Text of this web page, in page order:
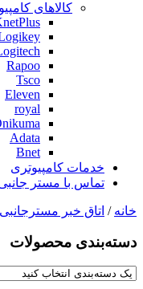
کالاهای
Rapoo
Tsco
Eleven
royal
Adata
Bnet
خدمات کامپیوتری
تماس با مستر
خانه / اتاق خبر مسترجانبی
دسته‌بندی‌ محصولات